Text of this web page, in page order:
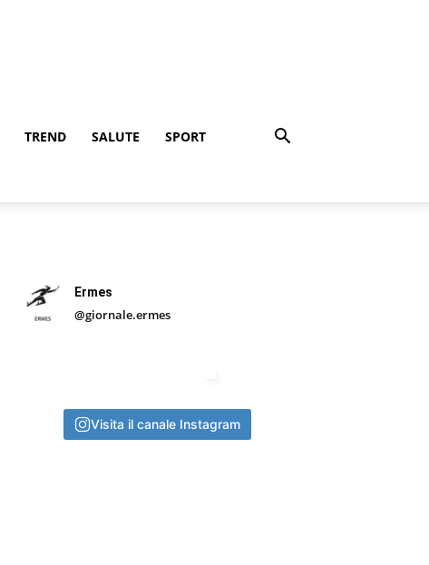
TREND SALUTE SPORT
Ermes
@giornale.ermes
Visita il canale Instagram